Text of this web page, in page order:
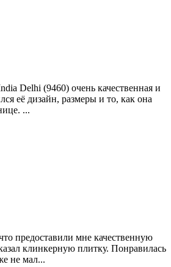
Delhi (9460) очень качественная и
её дизайн, размеры и то, как она
...
предоставили мне качественную
клинкерную плитку. Понравилась
не мал...